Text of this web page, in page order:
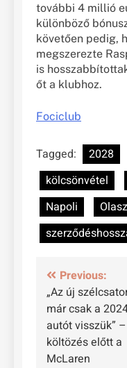
további 4 millió
különböző
követően pedig,
megszerezte
is
őt a klubhoz.
Fociclub
Tagged: 2028
kölcsönvétel
Napoli
Olasz
Bejegyzés
navigáció
Previous:
„Az új
már csak a
autót visszük” –
költözés előtt a
McLaren